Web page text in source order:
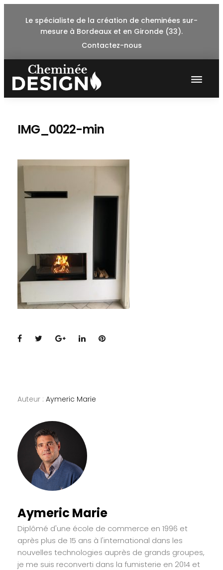
Le spécialiste de la création de cheminées sur-
mesure à Bordeaux et en Gironde (33).
Contactez-nous
IMG_0022-min
Facebook
TwitterGoogle+
LinkedInPinterest
Auteur : Aymeric Marie
Aymeric Marie
Diplômé d'une école de commerce en 1996 et
après plus de 15 ans à l'international dans les
nouvelles technologies auprès de grands groupes,
je me suis reconverti dans la fumisterie en 2014 et